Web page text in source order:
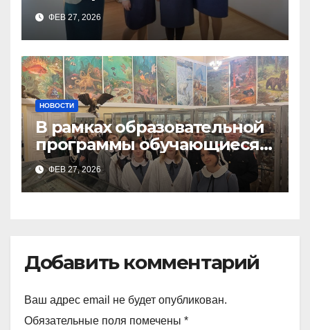
поварского отделения
Тимченко О.О.
ФЕВ 27, 2026
НОВОСТИ
В рамках образовательной
программы обучающиеся
9а,8,9б классов посетили
зоологический музей и
ФЕВ 27, 2026
Добавить комментарий
Ваш адрес email не будет опубликован.
Обязательные поля помечены *